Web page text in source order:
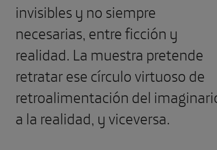
invisibles y no siempre
necesarias, entre ficción y
realidad. La muestra pretende
retratar ese círculo virtuoso de
retroalimentación del
a la realidad, y viceversa.